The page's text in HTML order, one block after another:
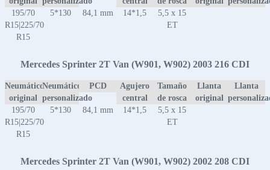
195/70
R15|225/70
R15
5*130 84,1 mm 14*1,5
5,5 x 15
ET
Mercedes Sprinter 2T Van (W901, W902) 2003 216 CDI
Neumático
original
Neumático
personalizado
PCD
Agujero
central
Tamaño
de rosca
Llanta
original
Llanta
195/70
R15|225/70
R15
5*130 84,1 mm 14*1,5
5,5 x 15
ET
Mercedes Sprinter 2T Van (W901, W902) 2002 208 CDI